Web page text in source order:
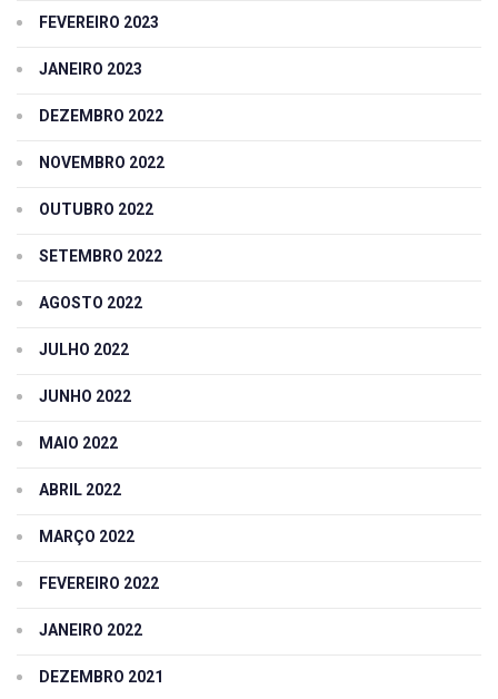
FEVEREIRO 2023
JANEIRO 2023
DEZEMBRO 2022
NOVEMBRO 2022
OUTUBRO 2022
SETEMBRO 2022
AGOSTO 2022
JULHO 2022
JUNHO 2022
MAIO 2022
ABRIL 2022
MARÇO 2022
FEVEREIRO 2022
JANEIRO 2022
DEZEMBRO 2021